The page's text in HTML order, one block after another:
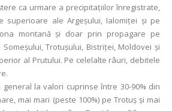
ca urmare a precipitațiilor înregistrate,
superioare ale Argeșului, Ialomiței și pe
montană și doar prin propagare pe
Trotușului, Bistriței, Moldovei și
al Prutului. Pe celelalte râuri, debitele
la valori cuprinse între 30-90% din
mai mari (peste 100%) pe Trotuș și mai